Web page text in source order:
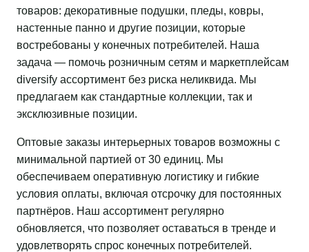
товаров: декоративные подушки, пледы, ковры,
настенные панно и другие позиции, которые
востребованы у конечных потребителей. Наша
задача — помочь розничным сетям и маркетплейсам
diversify ассортимент без риска неликвида. Мы
предлагаем как стандартные коллекции, так и
эксклюзивные позиции.
Оптовые заказы интерьерных товаров возможны с
минимальной партией от 30 единиц. Мы
обеспечиваем оперативную логистику и гибкие
условия оплаты, включая отсрочку для постоянных
партнёров. Наш ассортимент регулярно
обновляется, что позволяет оставаться в тренде и
удовлетворять спрос конечных потребителей.